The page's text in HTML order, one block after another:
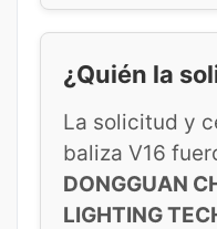
¿Quién la
La solicitud y
baliza V16
DONGGUAN
LIGHTING